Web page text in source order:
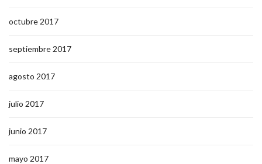
octubre 2017
septiembre 2017
agosto 2017
julio 2017
junio 2017
mayo 2017